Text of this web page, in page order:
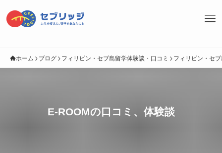
ホーム ブログ フィリピン・セブ島留学体験談・口コミ フィリピン・セ
E-ROOMの口コミ、体験談